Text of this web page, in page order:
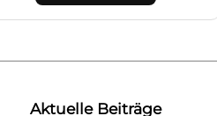
Aktuelle Beiträge